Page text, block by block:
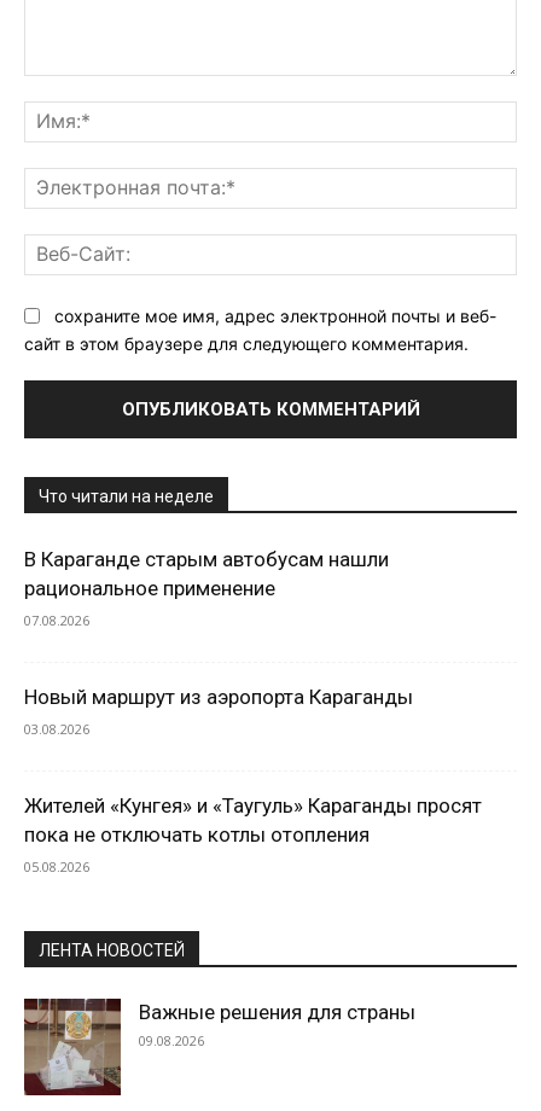
сохраните мое имя, адрес электронной почты и веб-
сайт в этом браузере для следующего комментария.
Что читали на неделе
В Караганде старым автобусам нашли
рациональное применение
07.08.2026
Новый маршрут из аэропорта Караганды
03.08.2026
Жителей «Кунгея» и «Таугуль» Караганды просят
пока не отключать котлы отопления
05.08.2026
ЛЕНТА НОВОСТЕЙ
Важные решения для страны
09.08.2026